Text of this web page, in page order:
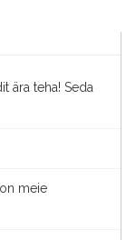
ära teha! Seda
meie